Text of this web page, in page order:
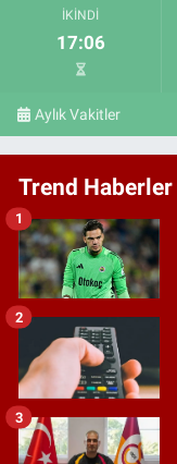
İKINDI
17:06
Aylık Vakitler
Trend Haberler
1
2
3